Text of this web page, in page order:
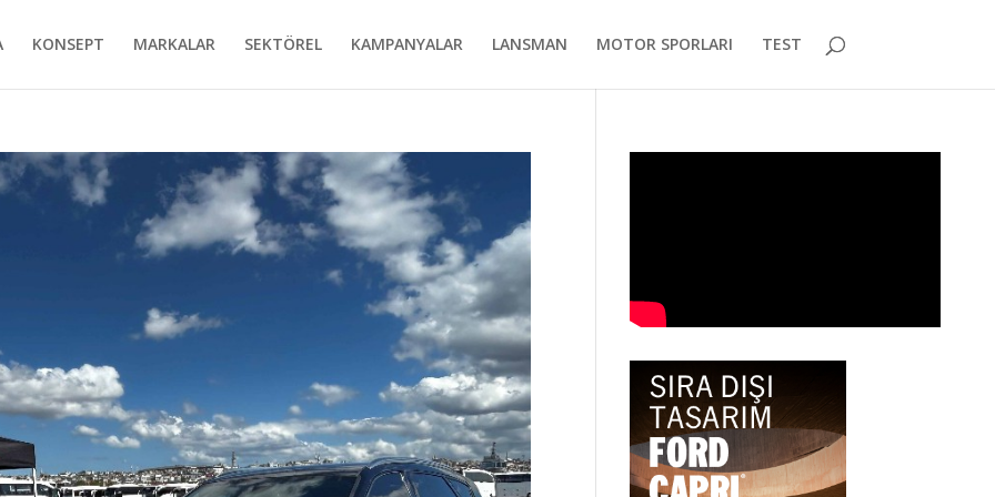
KONSEPT MARKALAR SEKTÖREL KAMPANYALAR LANSMAN MOTOR SPORLARI TEST